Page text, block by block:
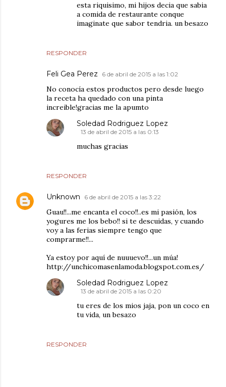
RESPONDER
esta riquisimo, mi hijos decia que sabia
a comida de restaurante conque
imaginate que sabor tendria. un besazo
Feli Gea Perez 6 de abril de 2015 a las 1:02
No conocía estos productos pero desde luego
la receta ha quedado con una pinta
increible!gracias me la apumto
RESPONDER
Soledad Rodriguez Lopez
13 de abril de 2015 a las 0:13
muchas gracias
Unknown 6 de abril de 2015 a las 3:22
Guau!!...me encanta el coco!!..es mi pasión, los
yogures me los bebo!! si te descuidas, y cuando
voy a las ferias siempre tengo que
comprarme!!...
Ya estoy por aquí de nuuuevo!!...un múa!
http://unchicomasenlamoda.blogspot.com.es/
RESPONDER
Soledad Rodriguez Lopez
13 de abril de 2015 a las 0:20
tu eres de los mios jaja, pon un coco en
tu vida, un besazo